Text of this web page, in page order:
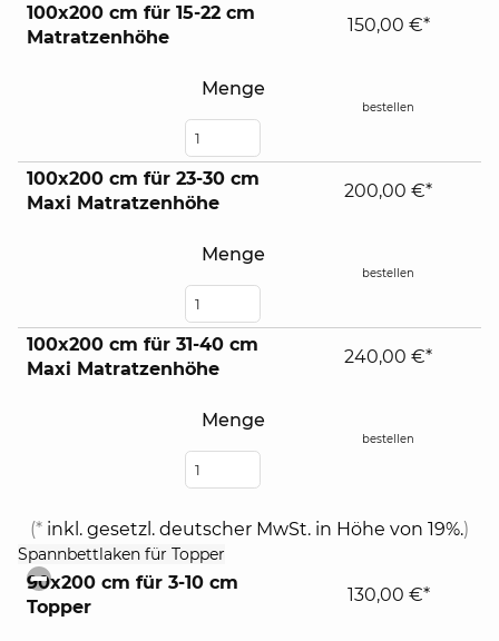
100x200 cm für 15-22 cm
Matratzenhöhe
Menge
150,00 €*
bestellen
100x200 cm für 23-30 cm
Maxi Matratzenhöhe
Menge
200,00 €*
bestellen
100x200 cm für 31-40 cm
Maxi Matratzenhöhe
Menge
240,00 €*
bestellen
(* inkl. gesetzl. deutscher MwSt. in Höhe von 19%.)
Spannbettlaken für Topper
collapse
90x200 cm für 3-10 cm
Topper
130,00 €*